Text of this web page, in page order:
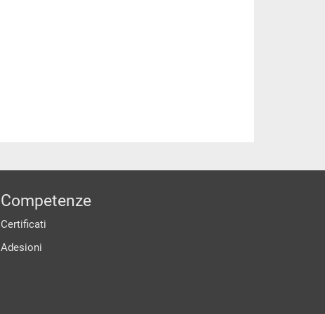
Competenze
Certificati
Adesioni